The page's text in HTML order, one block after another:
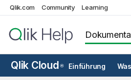
Qlik.com Community Learning
Qlik Cloud ® Einführung
Datenladeskripten in
Direkter Zugriff auf Cloud-
Qlik Data Gateway – direkter